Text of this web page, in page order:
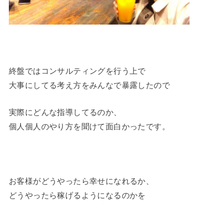
終盤ではコンサルティングを行う上で
大事にしてる考え方をみんなで暴露したので
実際にどんな指導してるのか、
個人個人のやり方を聞けて面白かったです。
お客様がどうやったら幸せになれるか、
どうやったら稼げるようになるのかを